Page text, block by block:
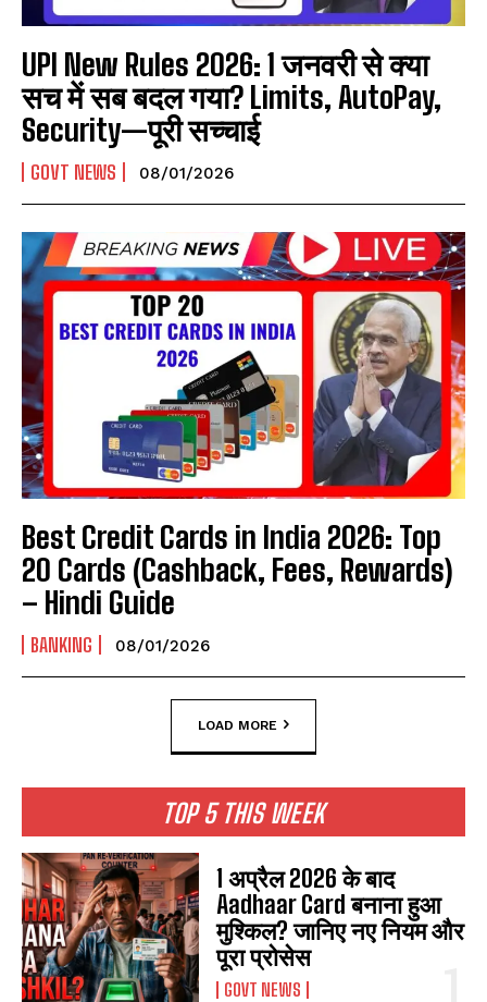
UPI New Rules 2026: 1 जनवरी से क्या
सच में सब बदल गया? Limits, AutoPay,
Security—पूरी सच्चाई
GOVT NEWS 08/01/2026
Best Credit Cards in India 2026: Top
20 Cards (Cashback, Fees, Rewards)
– Hindi Guide
BANKING 08/01/2026
LOAD MORE
TOP 5 THIS WEEK
1 अप्रैल 2026 के बाद
Aadhaar Card बनाना हुआ
मुश्किल? जानिए नए नियम और
पूरा प्रोसेस
GOVT NEWS